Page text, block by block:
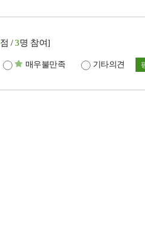
점 /3명 참여]
매우불만족 기타의견